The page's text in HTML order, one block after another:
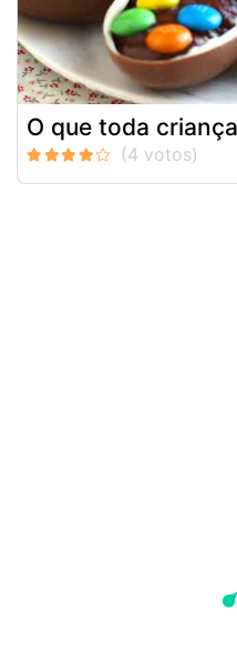
O que toda